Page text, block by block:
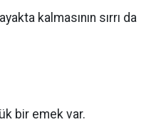
kalmasının sırrı da
bir emek var.